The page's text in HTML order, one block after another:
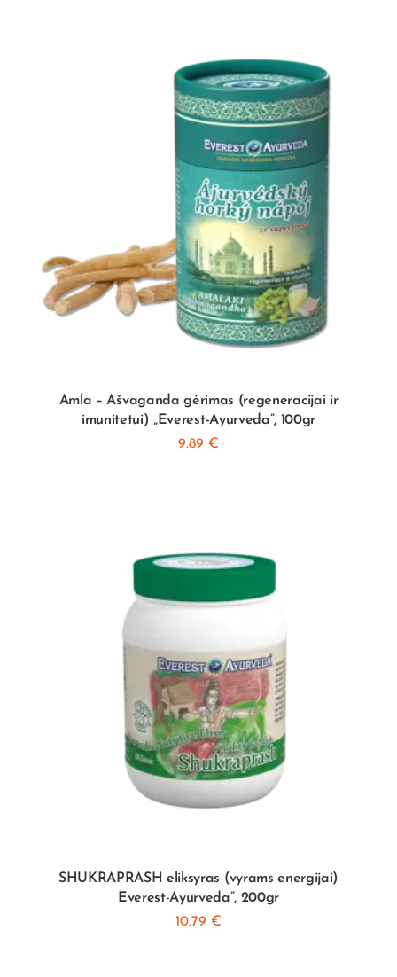
Amla – Ašvaganda gėrimas (regeneracijai ir
imunitetui) „Everest-Ayurveda”, 100gr
9.89 €
SHUKRAPRASH eliksyras (vyrams energijai)
Everest-Ayurveda”, 200gr
10.79 €